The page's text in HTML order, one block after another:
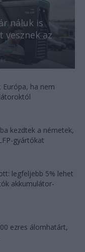
náluk is
az
ha nem
kezdtek a németek,
gyártókat
legfeljebb 5% lehet
akkumulátor-
ezres álomhatárt,